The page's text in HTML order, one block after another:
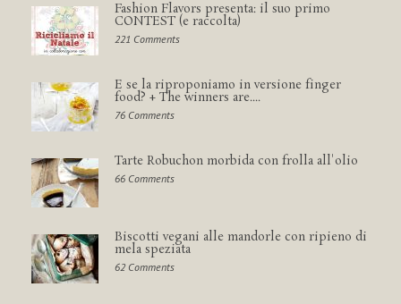
Fashion Flavors presenta: il suo primo
CONTEST (e raccolta)
221 Comments
E se la riproponiamo in versione finger
food? + The winners are....
76 Comments
Tarte Robuchon morbida con frolla all'olio
66 Comments
Biscotti vegani alle mandorle con ripieno di
mela speziata
62 Comments